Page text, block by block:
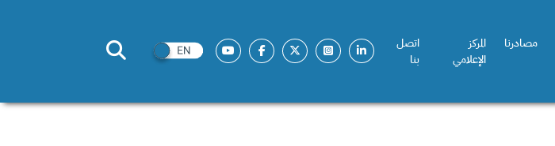
مصادرنا
المركز
الإعلامي
اتصل
بنا